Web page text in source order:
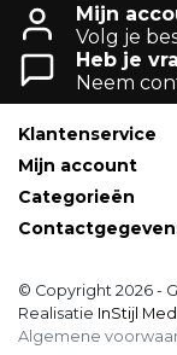
Mijn
Volg je
Heb je
Neem
Klantenservice
Mijn account
Categorieën
© Copyright 2026 -
Realisatie InStijl
Algemene